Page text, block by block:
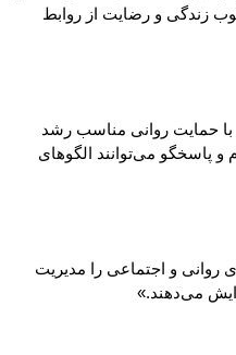
زندگی و رضایت از روابط
با حمایت روانی مناسب رشد
پاسخگو می‌توانند الگوهای
روانی و اجتماعی را مدیریت
می‌دهند.»